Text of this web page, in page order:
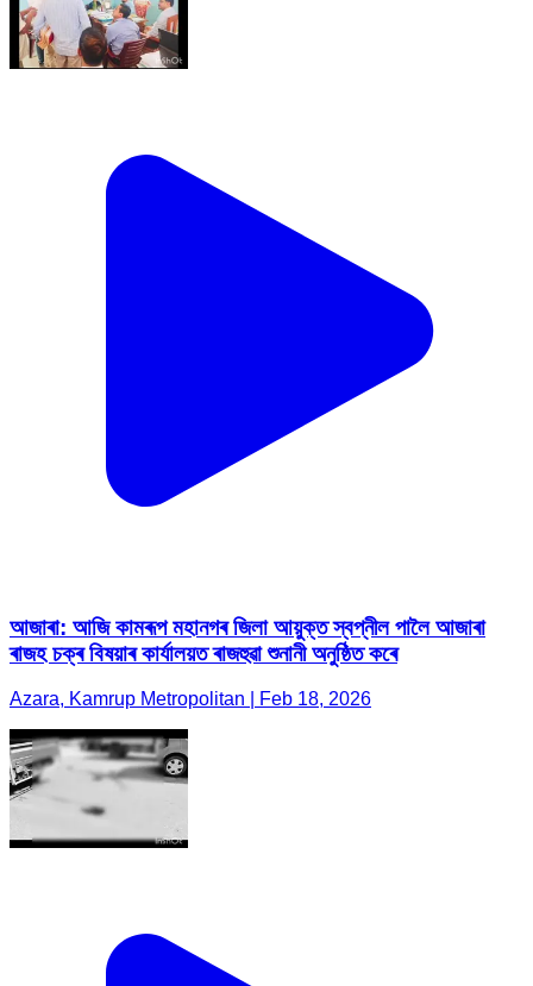
আজাৰা: আজি কামৰূপ মহানগৰ জিলা আয়ুক্ত স্বপ্নীল পালৈ আজাৰা
ৰাজহ চক্ৰ বিষয়াৰ কাৰ্যালয়ত ৰাজহুৱা শুনানী অনুষ্ঠিত কৰে
Azara, Kamrup Metropolitan | Feb 18, 2026